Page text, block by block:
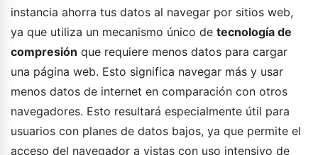
instancia ahorra tus datos al navegar por sitios web,
ya que utiliza un mecanismo único de tecnología de
compresión que requiere menos datos para cargar
una página web. Esto significa navegar más y usar
menos datos de internet en comparación con otros
navegadores. Esto resultará especialmente útil para
usuarios con planes de datos bajos, ya que permite el
acceso del navegador a vistas con uso intensivo de